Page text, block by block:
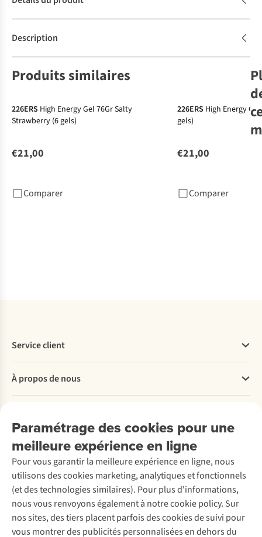
Description
Produits similaires
226ERS High Energy Gel 76Gr Salty
Strawberry (6 gels)
€21,00
Comparer
226ERS High Energy
gels)
€21,00
Comparer
Paramétrage des cookies pour une
meilleure expérience en ligne
Pour vous garantir la meilleure expérience en ligne, nous
utilisons des cookies marketing, analytiques et fonctionnels
(et des technologies similaires). Pour plus d'informations,
nous vous renvoyons également à notre cookie policy. Sur
nos sites, des tiers placent parfois des cookies de suivi pour
vous montrer des publicités personnalisées en dehors du
Service client
Commander
Payer
Retourner
Rétractation d'une commande
Entretien & réparations
Garantie
Contactez-nous
À propos de nous
Entreprise responsable
À propos d’Ayacucho
Nos magasins
À propos d’A.S.Adventure
Déclaration d'accessibilité
Location / Location sports d’hiver
Seconde-main
Entretien de ski
Service de lavage
Entretien de chaussures
Réparation de chaussures
Réparation de vêtements
Découvrez
A.S.Magazine
Explore Camp
Expertise & conseils
Abonnez-vous à la newsletter